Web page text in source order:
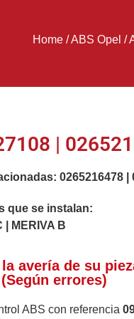
Home/ABS Opel /
|
0265216478
que se instalan:
| MERIVA B
la avería de su
errores)
ABS con referencia